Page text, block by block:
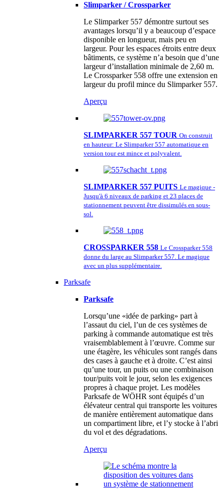
Slimparker / Crossparker
Le Slimparker 557 démontre surtout ses
avantages lorsqu’il y a beaucoup d’espace
disponible en longueur, mais peu en
largeur. Pour les espaces étroits entre deux
bâtiments, ce système n’a besoin que d’une
largeur d’installation minimale de 2,60 m.
Le Crossparker 558 offre une extension en
largeur du profil mince du Slimparker 557.
Aperçu
SLIMPARKER 557 TOUR On construit
en hauteur: Le Slimparker 557 automatique en
version tour est mince et polyvalent.
SLIMPARKER 557 PUITS Le magique -
Jusqu'à 6 niveaux de parking et 23 places de
stationnement peuvent être dissimulés en sous-
sol.
CROSSPARKER 558 Le Crossparker 558
donne du large au Slimparker 557. Le magique
avec un plus supplémentaire.
Parksafe
Parksafe
Lorsqu’une «idée de parking» part à
l’assaut du ciel, l’un de ces systèmes de
parking à commande automatique est très
vraisemblablement à l’œuvre. Comme sur
une étagère, les véhicules sont rangés dans
des cases à gauche et à droite. C’est ainsi
qu’une tour, un puits ou une combinaison
tour/puits voit le jour, selon les exigences
propres à chaque projet. Les modèles
Parksafe de WÖHR sont équipés d’un
élévateur central qui transporte les voitures
de manière entièrement automatique dans
un compartiment libre, et l’y stocke à l’abri
du vol et des dégradations.
Aperçu